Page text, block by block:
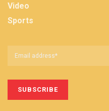
Video
Sports